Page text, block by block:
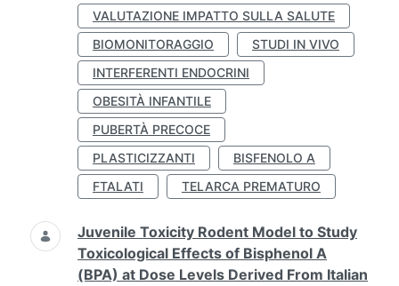
VALUTAZIONE IMPATTO SULLA SALUTE
BIOMONITORAGGIO
STUDI IN VIVO
INTERFERENTI ENDOCRINI
OBESITÀ INFANTILE
PUBERTÀ PRECOCE
PLASTICIZZANTI
BISFENOLO A
FTALATI
TELARCA PREMATURO
Juvenile Toxicity Rodent Model to Study
Toxicological Effects of Bisphenol A
(BPA) at Dose Levels Derived From Italian